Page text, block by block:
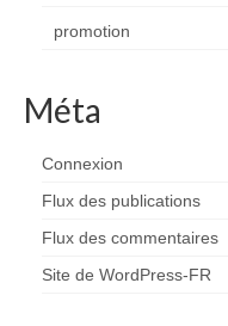
promotion
Méta
Connexion
Flux des publications
Flux des commentaires
Site de WordPress-FR